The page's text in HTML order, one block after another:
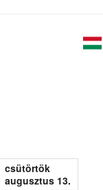
csütörtök
augusztus 13.